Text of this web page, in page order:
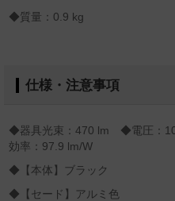
◆質量：0.9 kg
仕様・注意事項
◆器具光束：470 lm ◆電圧：
効率：97.9 lm/W
◆【本体】ブラック
◆【セード】アルミ色